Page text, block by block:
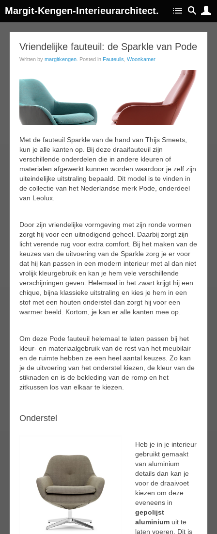
Margit-Kengen-Interieurarchitect.
Vriendelijke fauteuil: de Sparkle van Pode
Written by margitkengen . Posted in Fauteuils Woonkamer
Met de fauteuil Sparkle van de hand van Thijs Smeets,
kun je alle kanten op. Bij deze draaifauteuil zijn
verschillende onderdelen die in andere kleuren of
materialen afgewerkt kunnen worden waardoor je zelf zijn
uiteindelijke uitstraling bepaald. Dit model is te vinden in
de collectie van het Nederlandse merk Pode, onderdeel
van Leolux.
Door zijn vriendelijke vormgeving met zijn ronde vormen
zorgt hij voor een uitnodigend geheel. Daarbij zorgt zijn
licht verende rug voor extra comfort. Bij het maken van de
keuzes van de uitvoering van de Sparkle zorg je er voor
dat hij kan passen in een modern interieur met al dan niet
vrolijk kleurgebruik en kan je hem vele verschillende
verschijningen geven. Helemaal in het zwart krijgt hij een
chique, bijna klassieke uitstraling en kies je hem in een
stof met een houten onderstel dan zorgt hij voor een
warmer beeld. Kortom, je kan er alle kanten mee op.
Om deze Pode fauteuil helemaal te laten passen bij het
kleur- en materiaalgebruik van de rest van het meubilair
en de ruimte hebben ze een heel aantal keuzes. Zo kan
je de uitvoering van het onderstel kiezen, de kleur van de
stiknaden en is de bekleding van de romp en het
zitkussen los van elkaar te kiezen.
Onderstel
Heb je in je interieur
gebruikt gemaakt
van aluminium
details dan kan je
voor de draaivoet
kiezen om deze
eveneens in
gepolijst
aluminium uit te
laten voeren. Dit is